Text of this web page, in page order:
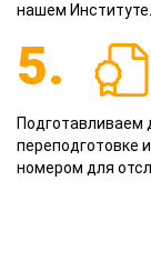
нашем Институте.
5.
Подготавливаем
переподготовке
номером для